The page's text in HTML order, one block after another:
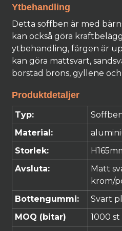
Ytbehandling
Detta soffben är med
kan också göra
ytbehandling, färgen är
kan göra mattsvart,
borstad brons, gyllene och
Produktdetaljer
Typ:
Material:
Storlek:
Avsluta:
Matt
krom/
Bottengummi:
Svart
MOQ (bitar)
1000 st